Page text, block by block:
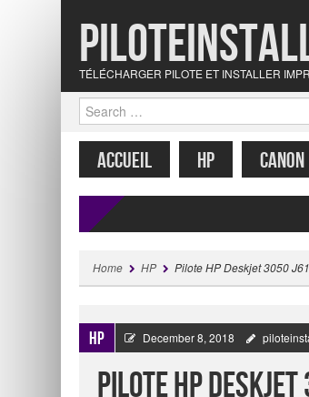
TÉLÉCHARGER PILOTE ET INSTALLER
Search
MENU
SKIP TO CONTENT
ACCUEIL HP CANON
Home HP Pilote HP Deskjet 3050
HP December 8, 2018
Pilote HP